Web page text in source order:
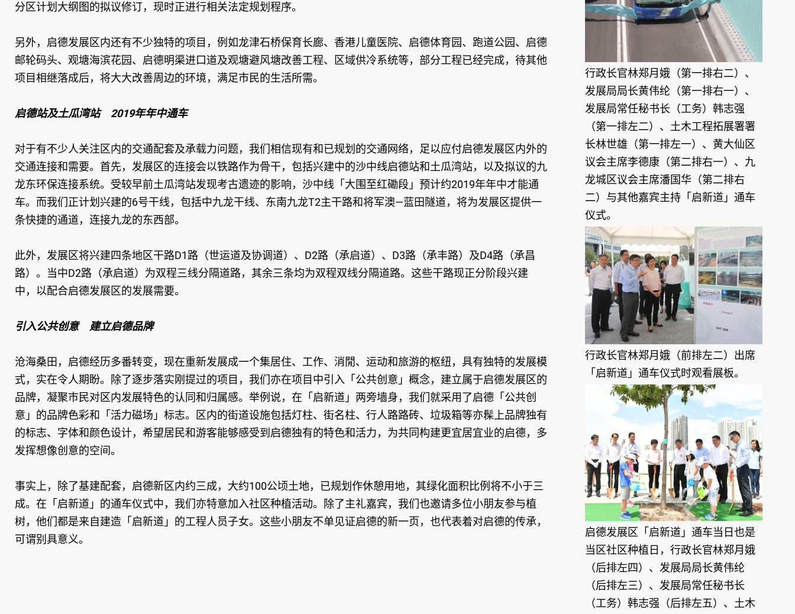
分区计划大纲图的拟议修订，现时正进行相关法定规划程序。
另外，启德发展区内还有不少独特的项目，例如龙津石桥保育长廊、香港儿童医院、启德体育园、跑道公园、启德
邮轮码头、观塘海滨花园、启德明渠进口道及观塘避风塘改善工程、区域供冷系统等，部分工程已经完成，待其他
项目相继落成后，将大大改善周边的环境，满足市民的生活所需。
启德站及土瓜湾站 2019年年中通车
对于有不少人关注区内的交通配套及承载力问题，我们相信现有和已规划的交通网络，足以应付启德发展区内外的
交通连接和需要。首先，发展区的连接会以铁路作为骨干，包括兴建中的沙中线启德站和土瓜湾站，以及拟议的九
龙东环保连接系统。受较早前土瓜湾站发现考古遗迹的影响，沙中线「大围至红磡段」预计约2019年年中才能通
车。而我们正计划兴建的6号干线，包括中九龙干线、东南九龙T2主干路和将军澳—蓝田隧道，将为发展区提供一
条快捷的通道，连接九龙的东西部。
此外，发展区将兴建四条地区干路D1路（世运道及协调道）、D2路（承启道）、D3路（承丰路）及D4路（承昌
路）。当中D2路（承启道）为双程三线分隔道路，其余三条均为双程双线分隔道路。这些干路现正分阶段兴建
中，以配合启德发展区的发展需要。
引入公共创意 建立启德品牌
沧海桑田，启德经历多番转变，现在重新发展成一个集居住、工作、消閒、运动和旅游的枢纽，具有独特的发展模
式，实在令人期盼。除了逐步落实刚提过的项目，我们亦在项目中引入「公共创意」概念，建立属于启德发展区的
品牌，凝聚巿民对区内发展特色的认同和归属感。举例说，在「启新道」两旁墙身，我们就采用了启德「公共创
意」的品牌色彩和「活力磁场」标志。区内的街道设施包括灯柱、街名柱、行人路路砖、垃圾箱等亦髹上品牌独有
的标志、字体和颜色设计，希望居民和游客能够感受到启德独有的特色和活力，为共同构建更宜居宜业的启德，多
发挥想像创意的空间。
事实上，除了基建配套，启德新区内约三成，大约100公顷土地，已规划作休憩用地，其绿化面积比例将不小于三
成。在「启新道」的通车仪式中，我们亦特意加入社区种植活动。除了主礼嘉宾，我们也邀请多位小朋友参与植
树，他们都是来自建造「启新道」的工程人员子女。这些小朋友不单见证启德的新一页，也代表着对启德的传承，
可谓别具意义。
行政长官林郑月娥（第一排右二）、
发展局局长黄伟纶（第一排右一）、
发展局常任秘书长（工务）韩志强
（第一排左二）、土木工程拓展署署
长林世雄（第一排左一）、黄大仙区
议会主席李德康（第二排右一）、九
龙城区议会主席潘国华（第二排右
二）与其他嘉宾主持「启新道」通车
仪式。
行政长官林郑月娥（前排左二）出席
「启新道」通车仪式时观看展板。
启德发展区「启新道」通车当日也是
当区社区种植日，行政长官林郑月娥
（后排左四）、发展局局长黄伟纶
（后排左三）、发展局常任秘书长
（工务）韩志强（后排左五）、土木